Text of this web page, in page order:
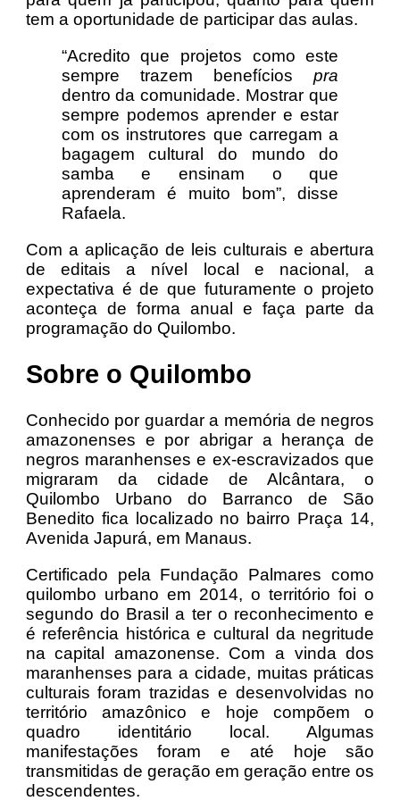
tem a oportunidade de participar das aulas.
“Acredito que projetos como este
sempre trazem benefícios pra
dentro da comunidade. Mostrar que
sempre podemos aprender e estar
com os instrutores que carregam a
bagagem cultural do mundo do
samba e ensinam o que
aprenderam é muito bom”, disse
Rafaela.
Com a aplicação de leis culturais e abertura
de editais a nível local e nacional, a
expectativa é de que futuramente o projeto
aconteça de forma anual e faça parte da
programação do Quilombo.
Sobre o Quilombo
Conhecido por guardar a memória de negros
amazonenses e por abrigar a herança de
negros maranhenses e ex-escravizados que
migraram da cidade de Alcântara, o
Quilombo Urbano do Barranco de São
Benedito fica localizado no bairro Praça 14,
Avenida Japurá, em Manaus.
Certificado pela Fundação Palmares como
quilombo urbano em 2014, o território foi o
segundo do Brasil a ter o reconhecimento e
é referência histórica e cultural da negritude
na capital amazonense. Com a vinda dos
maranhenses para a cidade, muitas práticas
culturais foram trazidas e desenvolvidas no
território amazônico e hoje compõem o
quadro identitário local. Algumas
manifestações foram e até hoje são
transmitidas de geração em geração entre os
descendentes.